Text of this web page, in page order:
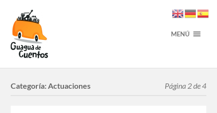
MENÚ
Categoría:Actuaciones Página 2 de 4